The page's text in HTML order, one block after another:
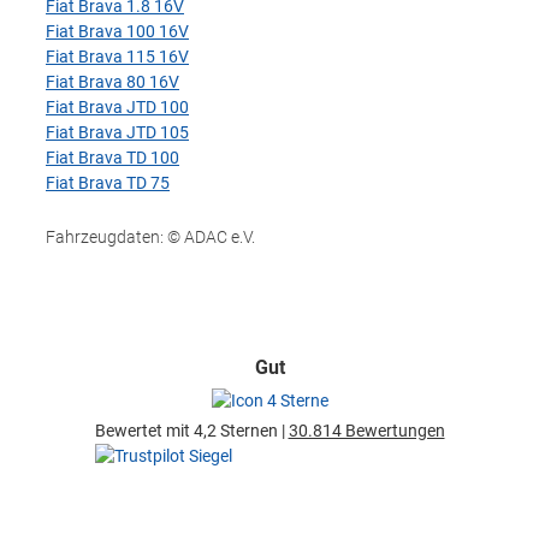
Fiat Brava 1.8 16V
Fiat Brava 100 16V
Fiat Brava 115 16V
Fiat Brava 80 16V
Fiat Brava JTD 100
Fiat Brava JTD 105
Fiat Brava TD 100
Fiat Brava TD 75
Fahrzeugdaten: © ADAC e.V.
Gut
Bewertet mit 4,2 Sternen |30.814 Bewertungen